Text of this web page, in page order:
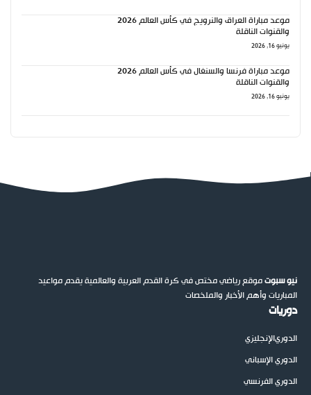
موعد مباراة العراق والنرويج في كأس العالم 2026
والقنوات الناقلة
يونيو 16, 2026
موعد مباراة فرنسا والسنغال في كأس العالم 2026
والقنوات الناقلة
يونيو 16, 2026
نيو سبوتموقع رياضي مختص في كرة القدم العربية والعالمية يقدم مواعيد
المباريات وأهم الأخبار والملخصات
دوريات
الدوريالإنجليزي
الدوري الإسباني
الدوري الفرنسي